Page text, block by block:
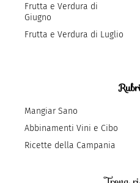
Frutta e Verdura di
Giugno
Frutta e Verdura di Luglio
Mangiar Sano
Abbinamenti Vini e Cibo
Ricette della Campania